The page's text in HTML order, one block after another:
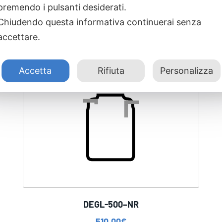
DEGL-500–NR
i pulsanti desiderati.
questa informativa continuerai senza
Accetta Rifiuta Personalizza